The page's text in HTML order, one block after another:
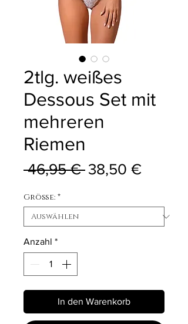
2tlg. weißes
Dessous Set mit
mehreren
Riemen
46,95 € Standardpreis
38,50 €Sale-
Größe: *
Anzahl *
In den Warenkorb